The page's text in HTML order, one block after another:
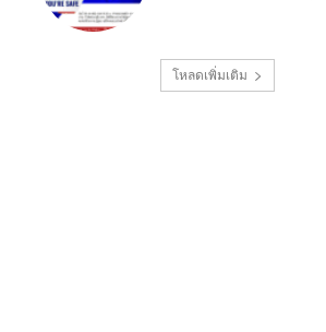
โหลดเพิ่มเติม